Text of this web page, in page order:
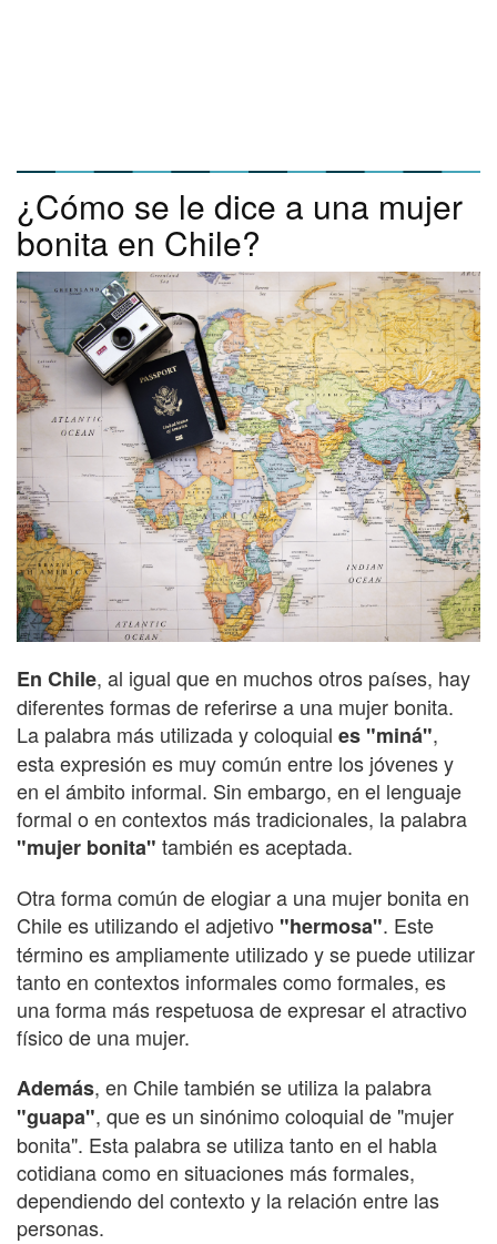
¿Cómo se le dice a una mujer
bonita en Chile?
En Chile, al igual que en muchos otros países, hay
diferentes formas de referirse a una mujer bonita.
La palabra más utilizada y coloquial es "miná",
esta expresión es muy común entre los jóvenes y
en el ámbito informal. Sin embargo, en el lenguaje
formal o en contextos más tradicionales, la palabra
"mujer bonita" también es aceptada.
Otra forma común de elogiar a una mujer bonita en
Chile es utilizando el adjetivo "hermosa". Este
término es ampliamente utilizado y se puede utilizar
tanto en contextos informales como formales, es
una forma más respetuosa de expresar el atractivo
físico de una mujer.
Además, en Chile también se utiliza la palabra
"guapa", que es un sinónimo coloquial de "mujer
bonita". Esta palabra se utiliza tanto en el habla
cotidiana como en situaciones más formales,
dependiendo del contexto y la relación entre las
personas.